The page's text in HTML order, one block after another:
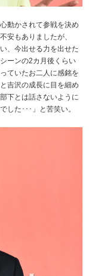
動かされて参戦を決め
安もありましたが、
、今出せる力を出せた
ーンの2カ月後くらい
ていたお二人に感銘を
吉沢の成長に目を細め
下とは話さないように
した･･･」と苦笑い。